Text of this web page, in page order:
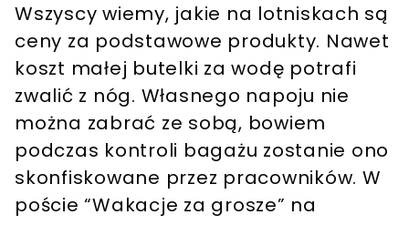
Wszyscy wiemy, jakie na lotniskach są
ceny za podstawowe produkty. Nawet
koszt małej butelki za wodę potrafi
zwalić z nóg. Własnego napoju nie
można zabrać ze sobą, bowiem
podczas kontroli bagażu zostanie ono
skonfiskowane przez pracowników. W
poście “Wakacje za grosze” na